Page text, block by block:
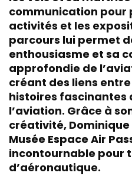
communication pour
activités et les
parcours lui permet
enthousiasme et sa
approfondie de
créant des liens
histoires fascinantes
l’aviation. Grâce à
créativité,
Musée Espace Air
incontournable pour
d’aéronautique.